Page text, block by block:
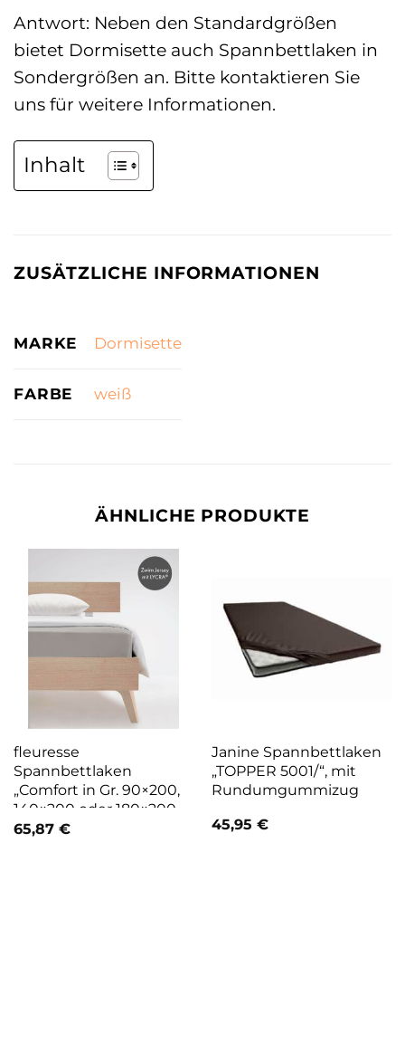
Antwort: Neben den Standardgrößen
bietet Dormisette auch Spannbettlaken in
Sondergrößen an. Bitte kontaktieren Sie
uns für weitere Informationen.
Inhalt
ZUSÄTZLICHE INFORMATIONEN
MARKE Dormisette
FARBE weiß
ÄHNLICHE PRODUKTE
fleuresse
Spannbettlaken
„Comfort in Gr. 90×200,
140×200 oder 180×200
cm“, Baumwolle-
65,87 €
Janine Spannbettlaken
„TOPPER 5001/“, mit
Rundumgummizug
45,95 €